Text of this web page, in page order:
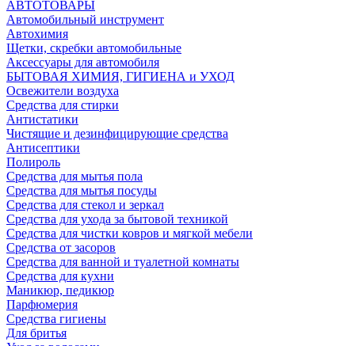
АВТОТОВАРЫ
Автомобильный инструмент
Автохимия
Щетки, скребки автомобильные
Аксессуары для автомобиля
БЫТОВАЯ ХИМИЯ, ГИГИЕНА и УХОД
Освежители воздуха
Средства для стирки
Антистатики
Чистящие и дезинфицирующие средства
Антисептики
Полироль
Средства для мытья пола
Средства для мытья посуды
Средства для стекол и зеркал
Средства для ухода за бытовой техникой
Средства для чистки ковров и мягкой мебели
Средства от засоров
Средства для ванной и туалетной комнаты
Средства для кухни
Маникюр, педикюр
Парфюмерия
Средства гигиены
Для бритья